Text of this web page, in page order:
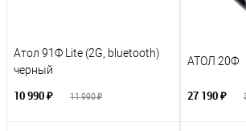
Атол 91Ф Lite (2G, bluetooth)
черный
10 990 ₽ 11 990 ₽
АТОЛ 20Ф
27 190 ₽